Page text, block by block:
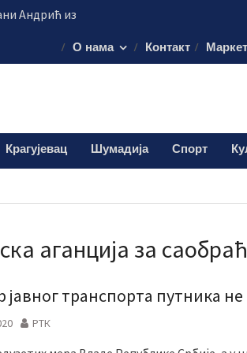
Андрић из
у Крагујевцу
апарате
О нама Контакт
Крагујевац Шумадија Спорт
аганција за
јавног транспорта путника
РТК